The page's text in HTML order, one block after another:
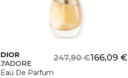
DIOR
J'ADORE
Eau De Parfum
166,09 €
247,90 €